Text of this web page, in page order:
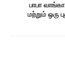
பாபா
மற்றும் ஒரு